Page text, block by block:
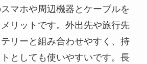
マホや周辺機器とケーブルを
リットです。外出先や旅行先
リーと組み合わせやすく、持
としても使いやすいです。長